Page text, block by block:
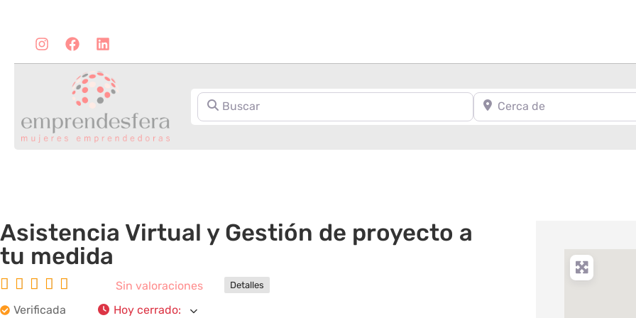
Buscar Cerca de
Asistencia Virtual y Gestión de proyecto a
tu medida
     Sin valoraciones Detalles
Verificada Hoy cerrado: